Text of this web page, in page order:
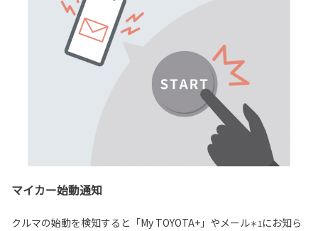
マイカー始動通知
クルマの始動を検知すると「My TOYOTA+」やメール＊1にお知ら